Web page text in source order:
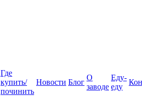
Где
купить/
починить
Новости Блог
О
заводе
Еду-
еду